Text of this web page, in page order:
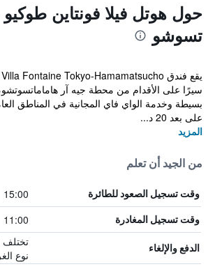
حول هوتل فيلا فونتاين طوكيو
تسوشو
سيرًا على الأقدام من محطة جيه آر
بسيطة وخدمة الواي فاي المجانية في المناطق
على بعد 20 د...
المزيد
من الجيد أن تعلم
وقت تسجيل الصعود للطائرة 15:00
وقت تسجيل المغادرة 11:00
الدفع والإلغاء
نوع